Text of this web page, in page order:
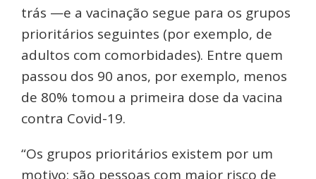
trás —e a vacinação segue para os grupos
prioritários seguintes (por exemplo, de
adultos com comorbidades). Entre quem
passou dos 90 anos, por exemplo, menos
de 80% tomou a primeira dose da vacina
contra Covid-19.
“Os grupos prioritários existem por um
motivo: são pessoas com maior risco de